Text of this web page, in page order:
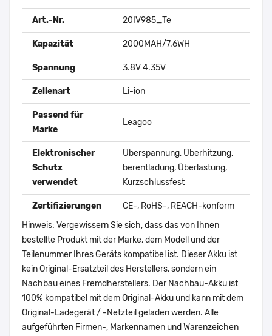
Art.-Nr. 20IV985_Te
Kapazität 2000MAH/7.6WH
Spannung 3.8V 4.35V
Zellenart Li-ion
Passend für
Marke
Leagoo
Elektronischer
Schutz
verwendet
Überspannung, Überhitzung,
berentladung, Überlastung,
Kurzschlussfest
Zertifizierungen
CE-, RoHS-, REACH-konform
Hinweis: Vergewissern Sie sich, dass das von Ihnen
bestellte Produkt mit der Marke, dem Modell und der
Teilenummer Ihres Geräts kompatibel ist. Dieser Akku ist
kein Original-Ersatzteil des Herstellers, sondern ein
Nachbau eines Fremdherstellers. Der Nachbau-Akku ist
100% kompatibel mit dem Original-Akku und kann mit dem
Original-Ladegerät / -Netzteil geladen werden. Alle
aufgeführten Firmen-, Markennamen und Warenzeichen